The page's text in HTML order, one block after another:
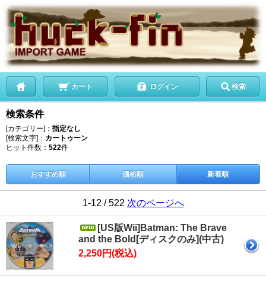
カート ログイン 検索
検索条件
[カテゴリー]： 指定なし
[検索文字]： カートゥーン
ヒット件数： 522件
おすすめ順 価格順 新着順
1-12 / 522 次のページへ
[US版Wii]Batman: The Brave
and the Bold[ディスクのみ](中古)
2,250円(税込)